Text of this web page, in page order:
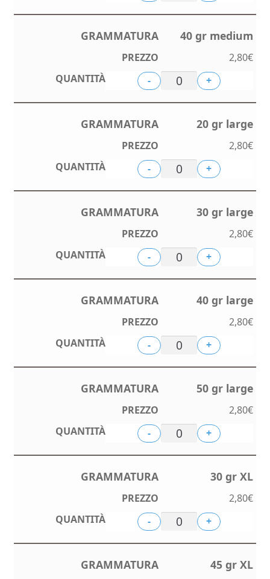
40 gr medium
2,80€
-
+
20 gr large
2,80€
-
+
30 gr large
2,80€
-
+
40 gr large
2,80€
-
+
50 gr large
2,80€
-
+
30 gr XL
2,80€
-
+
45 gr XL